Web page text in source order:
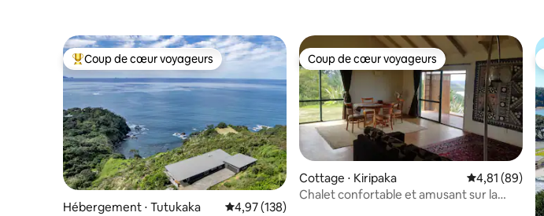
Coups de cœur voyageurs les plus appréciés
Coup de cœur voyageurs
Hébergement ⋅ Tutukaka Évaluation moyenne sur la base de 138 commentaires :
4,97 (138)
Coup de cœur voyageurs
Coup de cœur voyageurs
Cottage ⋅ Kiripaka Évaluation
4,81 (89)
Chalet confortable et amusant sur la